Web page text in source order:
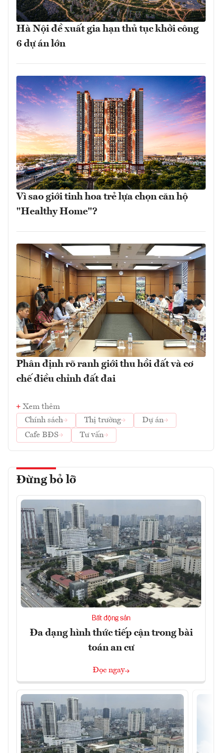
Hà Nội đề xuất gia hạn thủ tục khởi công
6 dự án lớn
Vì sao giới tinh hoa trẻ lựa chọn căn hộ
"Healthy Home"?
Phân định rõ ranh giới thu hồi đất và cơ
chế điều chỉnh đất đai
Xem thêm
Chính sách
Thị trường
Dự án
Cafe BĐS
Tư vấn
Đừng bỏ lỡ
Bất động sản
Đa dạng hình thức tiếp cận trong bài
toán an cư
Đọc ngay